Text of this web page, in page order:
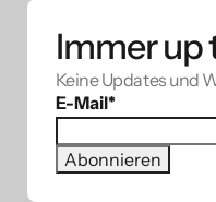
Immer up
Keine Updates und
E-Mail*